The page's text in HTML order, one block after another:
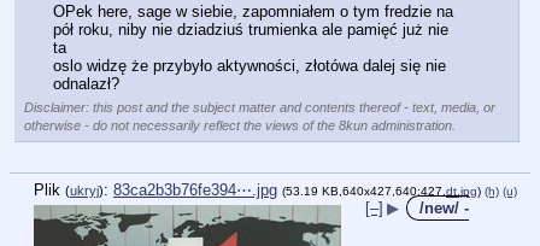
OPek here, sage w siebie, zapomniałem o tym fredzie na
pół roku, niby nie dziadziuś trumienka ale pamięć już nie
ta
oslo widzę że przybyło aktywności, złotówa dalej się nie
odnalazł?
Disclaimer: this post and the subject matter and contents thereof - text, media, or
otherwise - do not necessarily reflect the views of the 8kun administration.
Plik (ukryj): 83ca2b3b76fe394⋯.jpg (53.19 KB,640x427,640:427,dt.jpg) (h) (u)
[–] ▶ /new/ -